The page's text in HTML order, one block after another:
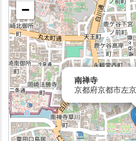
南禅寺
京都府京都市左
−